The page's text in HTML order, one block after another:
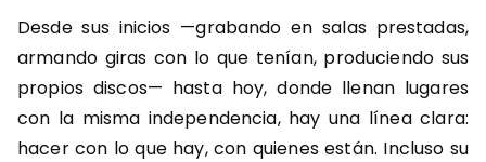
Desde sus inicios —grabando en salas prestadas,
armando giras con lo que tenían, produciendo sus
propios discos— hasta hoy, donde llenan lugares
con la misma independencia, hay una línea clara:
hacer con lo que hay, con quienes están. Incluso su